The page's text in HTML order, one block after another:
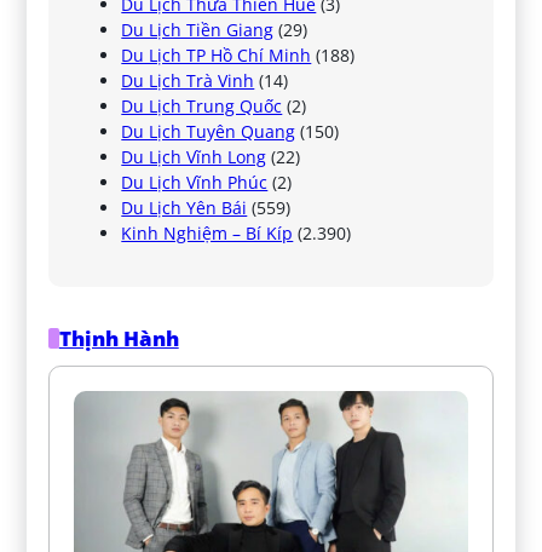
Du Lịch Thừa Thiên Huế (3)
Du Lịch Tiền Giang (29)
Du Lịch TP Hồ Chí Minh (188)
Du Lịch Trà Vinh (14)
Du Lịch Trung Quốc (2)
Du Lịch Tuyên Quang (150)
Du Lịch Vĩnh Long (22)
Du Lịch Vĩnh Phúc (2)
Du Lịch Yên Bái (559)
Kinh Nghiệm – Bí Kíp (2.390)
Thịnh Hành